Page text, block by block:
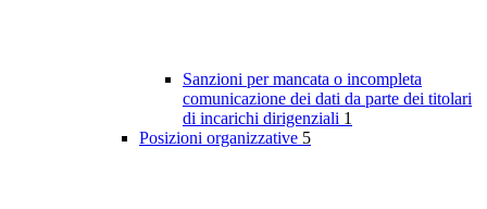
Sanzioni per mancata o incompleta
comunicazione dei dati da parte dei titolari
di incarichi dirigenziali 1
Posizioni organizzative 5